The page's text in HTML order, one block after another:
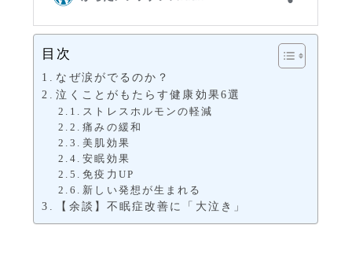
目次
なぜ涙がでるのか？
泣くことがもたらす健康効果6選
ストレスホルモンの軽減
痛みの緩和
美肌効果
安眠効果
免疫力UP
新しい発想が生まれる
【余談】不眠症改善に「大泣き」